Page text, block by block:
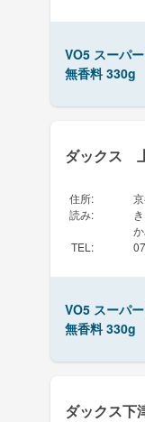
VO5 スーパ
無香料 330g
ダックス
住所:
読み:
TEL :
VO5 スーパ
無香料 330g
ダックス下